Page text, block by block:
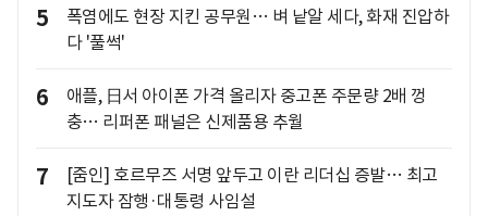
5
폭염에도 현장 지킨 공무원… 벼 낱알 세다, 화재 진압하
다 '풀썩'
6
애플, 日서 아이폰 가격 올리자 중고폰 주문량 2배 껑
충… 리퍼폰 패널은 신제품용 추월
7
[줌인] 호르무즈 서명 앞두고 이란 리더십 증발… 최고
지도자 잠행·대통령 사임설